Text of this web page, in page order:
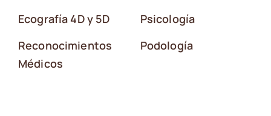
Ecografía 4D y 5D
Reconocimientos
Médicos
Psicología
Podología